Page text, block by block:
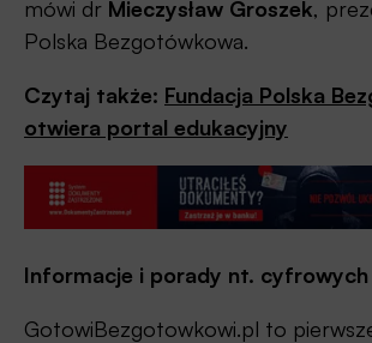
mówi dr Mieczysław Groszek,
Polska Bezgotówkowa.
Czytaj także: Fundacja Polska
otwiera portal edukacyjny
Informacje i porady nt.
GotowiBezgotowkowi.pl to